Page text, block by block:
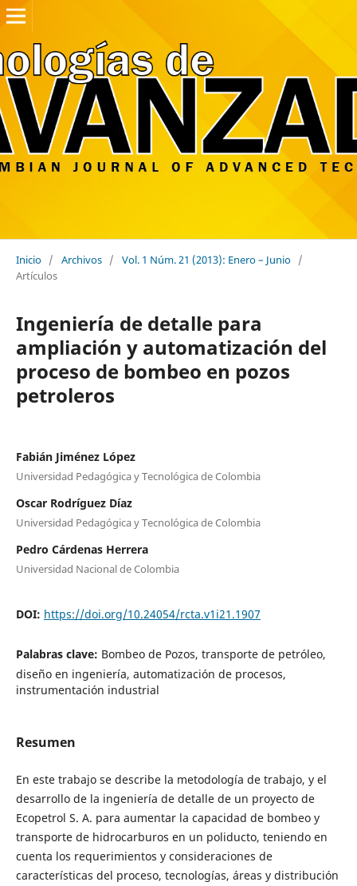
Inicio / Archivos / Vol. 1 Núm. 21 (2013): Enero – Junio /
Artículos
Ingeniería de detalle para
ampliación y automatización del
proceso de bombeo en pozos
petroleros
Fabián Jiménez López
Universidad Pedagógica y Tecnológica de Colombia
Oscar Rodríguez Díaz
Universidad Pedagógica y Tecnológica de Colombia
Pedro Cárdenas Herrera
Universidad Nacional de Colombia
DOI: https://doi.org/10.24054/rcta.v1i21.1907
Palabras clave: Bombeo de Pozos, transporte de petróleo,
diseño en ingeniería, automatización de procesos,
instrumentación industrial
Resumen
En este trabajo se describe la metodología de trabajo, y el
desarrollo de la ingeniería de detalle de un proyecto de
Ecopetrol S. A. para aumentar la capacidad de bombeo y
transporte de hidrocarburos en un poliducto, teniendo en
cuenta los requerimientos y consideraciones de
características del proceso, tecnologías, áreas y distribución